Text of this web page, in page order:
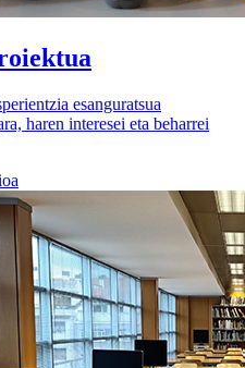
esanguratsua
haren interesei eta beharrei